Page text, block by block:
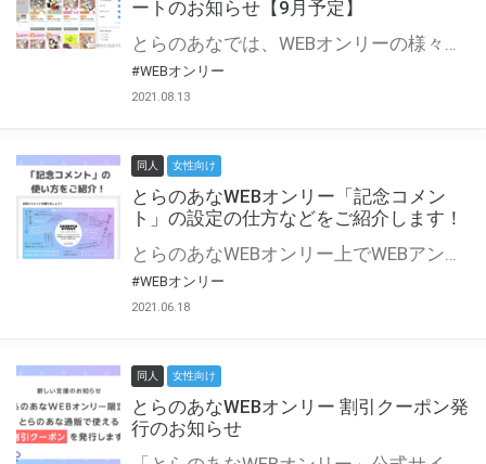
ートのお知らせ【9月予定】
とらのあなでは、WEBオンリーの様々な支援を実施しています。 今回は2021年9月に実装を予定しているアップデート情報についてご紹介いたします。 とらのあなWEBオンリーサイトはこちら
#WEBオンリー
2021.08.13
同人 女性向け
とらのあなWEBオンリー「記念コメン
ト」の設定の仕方などをご紹介します！
とらのあなWEBオンリー上でWEBアンソロジーが作成できる「記念コメント」について、その使い方や作成手順を解説します！ 支援タイプを「サークル参加型」「サークル参加型・マルシェ(イベント会場)機能付き」でお申し込みいただいている主催者様はぜひご活用ください♪ とらのあなWEBオンリーサイトはこちら
#WEBオンリー
2021.06.18
同人 女性向け
とらのあなWEBオンリー 割引クーポン発
行のお知らせ